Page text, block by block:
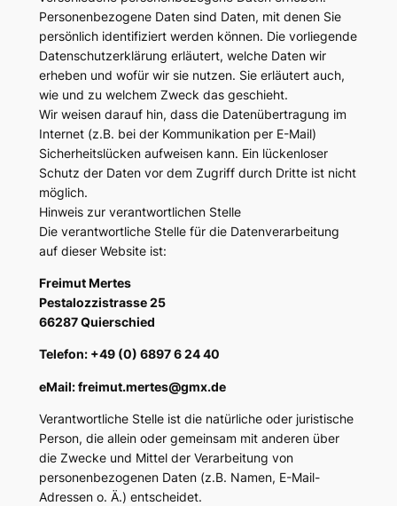
Personenbezogene Daten sind Daten, mit denen Sie
persönlich identifiziert werden können. Die vorliegende
Datenschutzerklärung erläutert, welche Daten wir
erheben und wofür wir sie nutzen. Sie erläutert auch,
wie und zu welchem Zweck das geschieht.
Wir weisen darauf hin, dass die Datenübertragung im
Internet (z.B. bei der Kommunikation per E-Mail)
Sicherheitslücken aufweisen kann. Ein lückenloser
Schutz der Daten vor dem Zugriff durch Dritte ist nicht
möglich.
Hinweis zur verantwortlichen Stelle
Die verantwortliche Stelle für die Datenverarbeitung
auf dieser Website ist:
Freimut Mertes
Pestalozzistrasse 25
66287 Quierschied
Telefon: +49 (0) 6897 6 24 40
eMail: freimut.mertes@gmx.de
Verantwortliche Stelle ist die natürliche oder juristische
Person, die allein oder gemeinsam mit anderen über
die Zwecke und Mittel der Verarbeitung von
personenbezogenen Daten (z.B. Namen, E-Mail-
Adressen o. Ä.) entscheidet.